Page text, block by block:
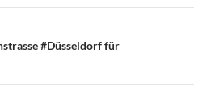
#Düsseldorf für